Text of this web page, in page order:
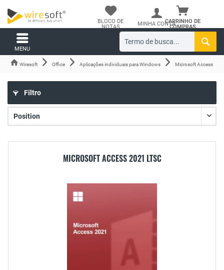
CARRINHO DE
COMPRAS
BLOCO DE
NOTAS
MINHA CONTA
MENU
Wiresoft Office Aplicações individuais para Windows Microsoft Access
Filtro
MICROSOFT ACCESS 2021 LTSC